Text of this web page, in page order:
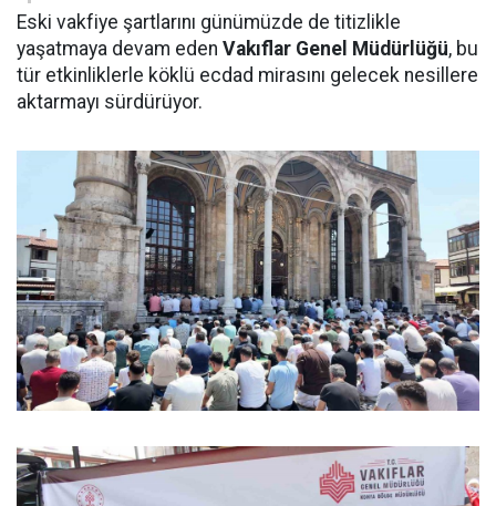
Eski vakfiye şartlarını günümüzde de titizlikle
yaşatmaya devam eden Vakıflar Genel Müdürlüğü, bu
tür etkinliklerle köklü ecdad mirasını gelecek nesillere
aktarmayı sürdürüyor.